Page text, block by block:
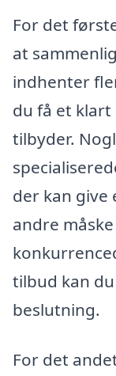
For det
at
indhenter
du få et
tilbyder.
der kan give
andre
tilbud kan
beslutning.
For det